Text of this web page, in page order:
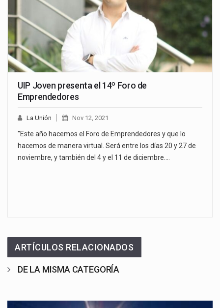
UIP Joven presenta el 14º Foro de
Emprendedores
La Unión Nov 12, 2021
"Este año hacemos el Foro de Emprendedores y que lo
hacemos de manera virtual. Será entre los días 20 y 27 de
noviembre, y también del 4 y el 11 de diciembre.…
ARTÍCULOS RELACIONADOS
DE LA MISMA CATEGORÍA